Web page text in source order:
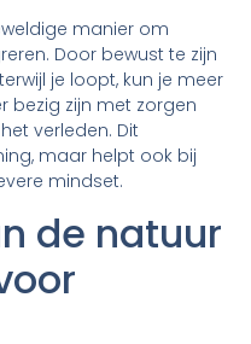
manier om
Door bewust te zijn
je loopt, kun je meer
bezig zijn met zorgen
verleden. Dit
maar helpt ook bij
mindset.
de natuur